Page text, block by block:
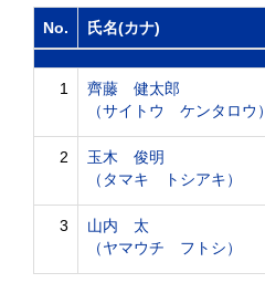
No. 氏名(カナ)
1
齊藤 健太郎
（サイトウ ケンタロウ）
2
玉木 俊明
（タマキ トシアキ）
3
山内 太
（ヤマウチ フトシ）